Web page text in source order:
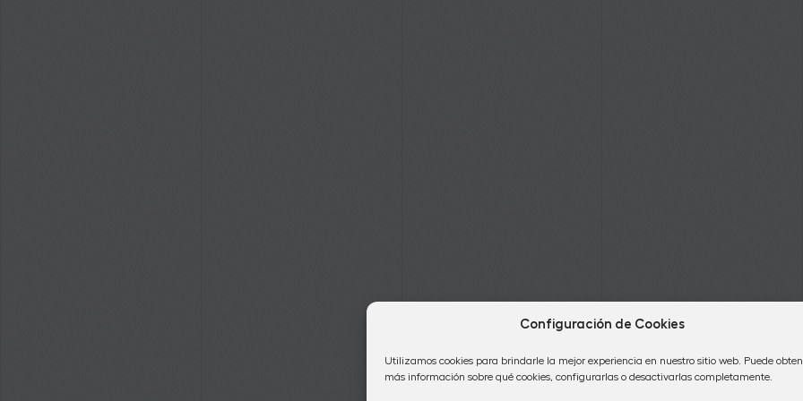
Configuración de Cookies
Utilizamos cookies para brindarle la mejor experiencia en nuestro sitio web. Puede
más información sobre qué cookies, configurarlas o desactivarlas completamente.